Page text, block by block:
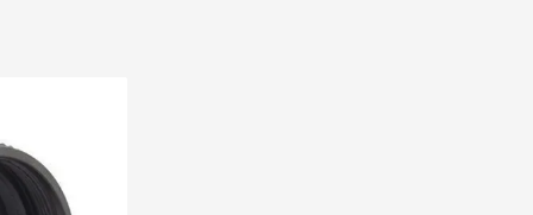
pour conserver une bonne mise